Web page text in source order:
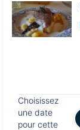
Choisissez
une date
pour cette